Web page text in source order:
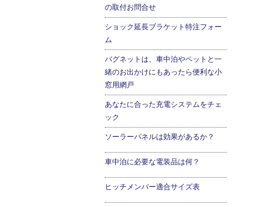
の取付お問合せ
ショック延長ブラケット特注フォー
ム
バグネットは、車中泊やペットと一
緒のお出かけにもあったら便利な小
窓用網戸
あなたに合った充電システムをチェ
ック
ソーラーパネルは効果があるか？
車中泊に必要な電装品は何？
ヒッチメンバー適合サイズ表